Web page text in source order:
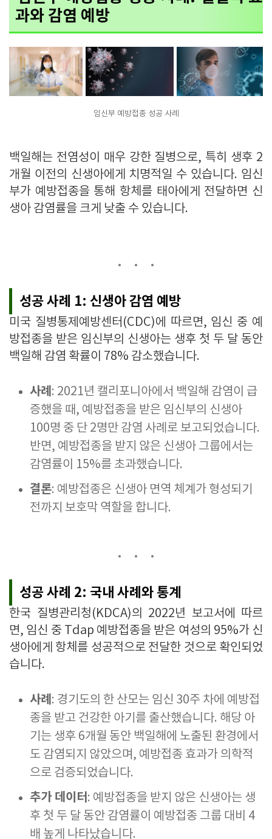
과와 감염 예방
임신부 예방접종 성공 사례
백일해는 전염성이 매우 강한 질병으로, 특히 생후 2
개월 이전의 신생아에게 치명적일 수 있습니다. 임신
부가 예방접종을 통해 항체를 태아에게 전달하면 신
생아 감염률을 크게 낮출 수 있습니다.
성공 사례 1: 신생아 감염 예방
미국 질병통제예방센터(CDC)에 따르면, 임신 중 예
방접종을 받은 임신부의 신생아는 생후 첫 두 달 동안
백일해 감염 확률이 78% 감소했습니다.
사례 : 2021년 캘리포니아에서 백일해 감염이 급
증했을 때, 예방접종을 받은 임신부의 신생아
100명 중 단 2명만 감염 사례로 보고되었습니다.
반면, 예방접종을 받지 않은 신생아 그룹에서는
감염률이 15%를 초과했습니다.
결론: 예방접종은 신생아 면역 체계가 형성되기
전까지 보호막 역할을 합니다.
성공 사례 2: 국내 사례와 통계
한국 질병관리청(KDCA)의 2022년 보고서에 따르
면, 임신 중 Tdap 예방접종을 받은 여성의 95%가 신
생아에게 항체를 성공적으로 전달한 것으로 확인되었
습니다.
사례 : 경기도의 한 산모는 임신 30주 차에 예방접
종을 받고 건강한 아기를 출산했습니다. 해당 아
기는 생후 6개월 동안 백일해에 노출된 환경에서
도 감염되지 않았으며, 예방접종 효과가 의학적
으로 검증되었습니다.
추가 데이터 : 예방접종을 받지 않은 신생아는 생
후 첫 두 달 동안 감염률이 예방접종 그룹 대비 4
배 높게 나타났습니다.